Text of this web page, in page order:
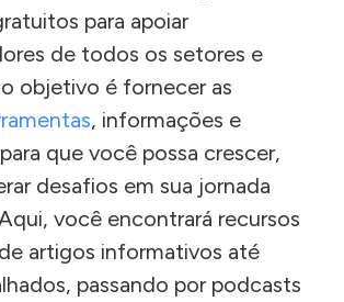
para apoiar
de todos os setores e
objetivo é fornecer as
, informações e
que você possa crescer,
desafios em sua jornada
você encontrará recursos
artigos informativos até
passando por podcasts